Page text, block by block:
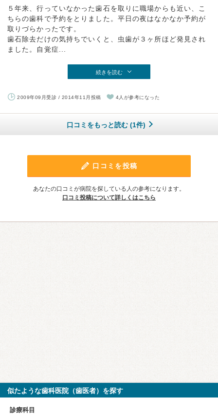
５年来、行っていなかった歯石を取りに職場からも近い、こ
ちらの歯科で予約をとりました。平日の夜はなかなか予約が
取りづらかったです。
歯石除去だけの気持ちでいくと、虫歯が３ヶ所ほど発見され
ました。自覚症...
続きを読む
2009年09月受診 / 2014年11月投稿 4人が参考になった
口コミをもっと読む (1件)
口コミを投稿
あなたの口コミが病院を探している人の参考になります。
口コミ投稿について詳しくはこちら
似たような歯科医院（歯医者）を探す
診療科目